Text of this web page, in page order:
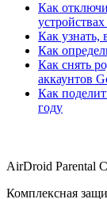
Как
Как узнать,
Как
Как снять
аккаунтов
Как
году
AirDroid Parental
Комплексная